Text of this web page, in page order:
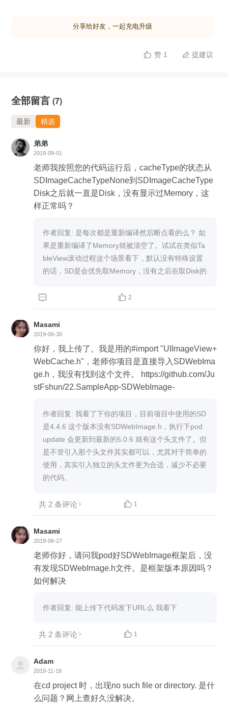
分享给好友，一起充电升级
 赞 1  提建议
全部留言 (7)
最新 精选
弟弟
2019-09-01
老师我按照您的代码运行后，cacheType的状态从
SDImageCacheTypeNone到SDImageCacheType
Disk之后就一直是Disk，没有显示过Memory，这
样正常吗？
作者回复: 是每次都是重新编译然后断点看的么？ 如
果是重新编译了Memory就被清空了。试试在类似Ta
bleView滚动过程这个场景看下，默认没有特殊设置
的话，SD是会优先取Memory，没有之后在取Disk的
  2
Masami
2019-06-30
你好，我上传了。我是用的#import "UIImageView+
WebCache.h"，老师你项目是直接导入SDWebIma
ge.h，我没有找到这个文件。 https://github.com/Ju
stFshun/22.SampleApp-SDWebImage-
作者回复: 我看了下你的项目，目前项目中使用的SD
是4.4.6 这个版本没有SDWebImage.h，执行下pod
update 会更新到最新的5.0.6 就有这个头文件了。但
是不管引入那个头文件其实都可以，尤其对于简单的
使用，其实引入独立的头文件更为合适，减少不必要
的代码。
共 2 条评论  1
Masami
2019-06-27
老师你好，请问我pod好SDWebImage框架后，没
有发现SDWebImage.h文件。是框架版本原因吗？
如何解决
作者回复: 能上传下代码发下URL么 我看下
共 2 条评论  1
Adam
2019-11-18
在cd project 时，出现no such file or directory. 是什
么问题？网上查好久没解决。